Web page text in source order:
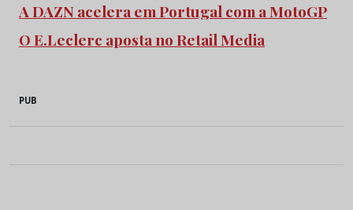
A DAZN acelera em Portugal com a MotoGP
O E.Leclerc aposta no Retail Media
PUB